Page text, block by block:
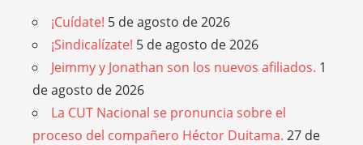
¡Cuídate! 5 de agosto de 2026
¡Sindicalízate! 5 de agosto de 2026
Jeimmy y Jonathan son los nuevos afiliados. 1
de agosto de 2026
La CUT Nacional se pronuncia sobre el
proceso del compañero Héctor Duitama. 27 de